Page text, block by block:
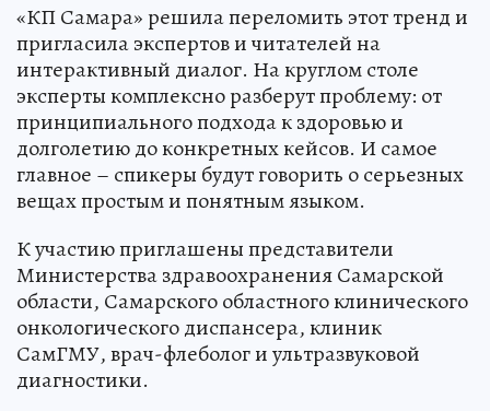
«КП Самара» решила переломить этот тренд и
пригласила экспертов и читателей на
интерактивный диалог. На круглом столе
эксперты комплексно разберут проблему: от
принципиального подхода к здоровью и
долголетию до конкретных кейсов. И самое
главное – спикеры будут говорить о серьезных
вещах простым и понятным языком.
К участию приглашены представители
Министерства здравоохранения Самарской
области, Самарского областного клинического
онкологического диспансера, клиник
СамГМУ, врач-флеболог и ультразвуковой
диагностики.